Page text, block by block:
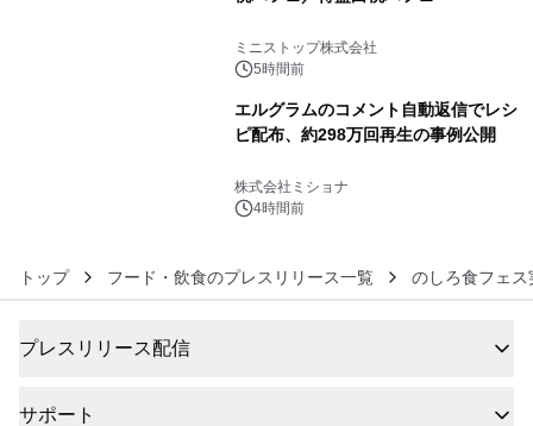
ミニストップ株式会社
5時間前
エルグラムのコメント自動返信でレシ
ピ配布、約298万回再生の事例公開
株式会社ミショナ
4時間前
トップ フード・飲食のプレスリリース一覧 のしろ食フェス
プレスリリース配信
サポート